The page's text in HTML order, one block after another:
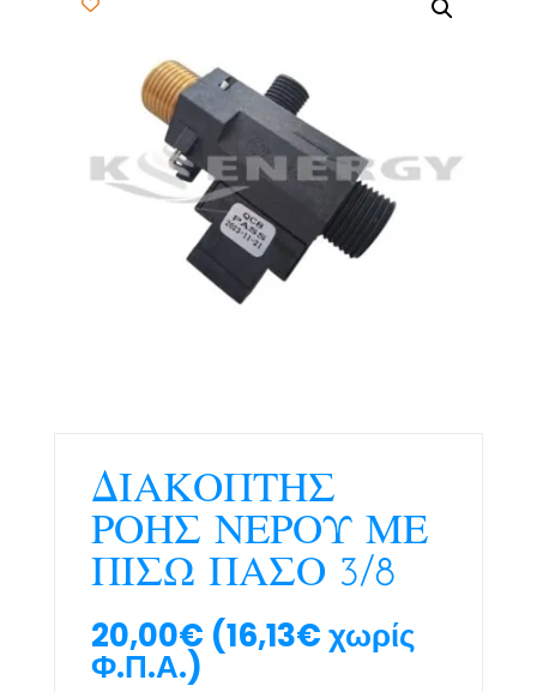
ΔΙΑΚΟΠΤΗΣ
ΡΟΗΣ ΝΕΡΟΥ ΜΕ
ΠΙΣΩ ΠΑΣΟ 3/8
20,00€ (16,13€χωρίς
Φ.Π.Α.)